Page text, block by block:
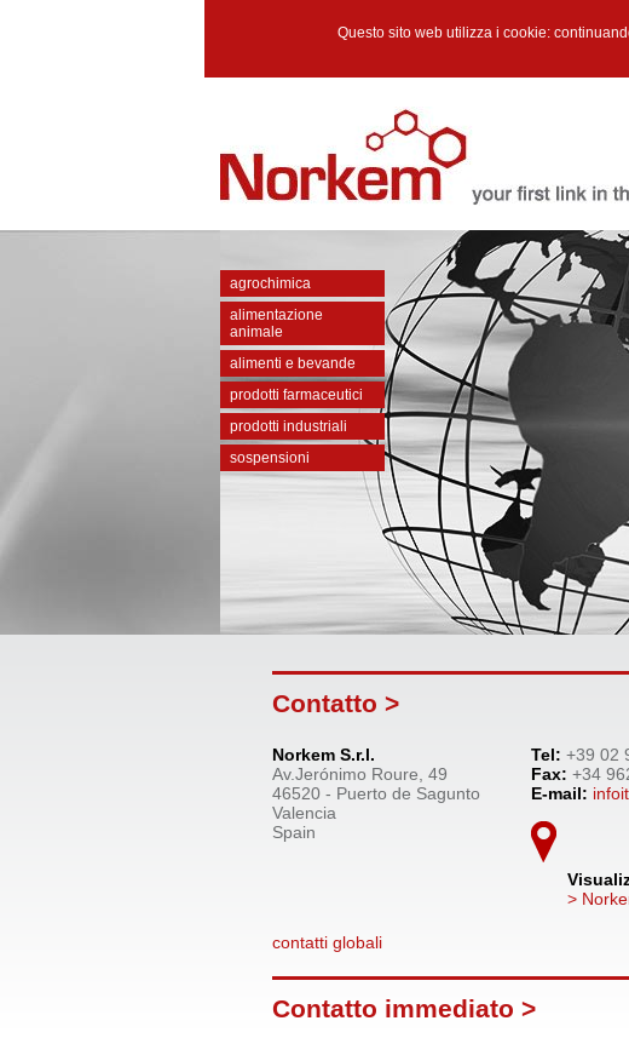
Questo sito web utilizza i cookie:
agrochimica
alimentazione
animale
alimenti e bevande
prodotti farmaceutici
prodotti industriali
sospensioni
Contatto >
Norkem S.r.l.
Av.Jerónimo Roure, 49
46520 - Puerto de Sagunto
Valencia
Spain
Tel: +39 02
Fax: +34
E-mail:
>
contatti globali
Contatto immediato >